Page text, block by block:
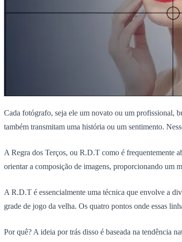
Cada fotógrafo, seja ele um novato ou um profissional,
também transmitam uma história ou um sentimento.
A Regra dos Terços, ou R.D.T como é frequentemente
orientar a composição de imagens, proporcionando um
A R.D.T é essencialmente uma técnica que envolve a
grade de jogo da velha. Os quatro pontos onde essas
Por quê? A ideia por trás disso é baseada na tendência